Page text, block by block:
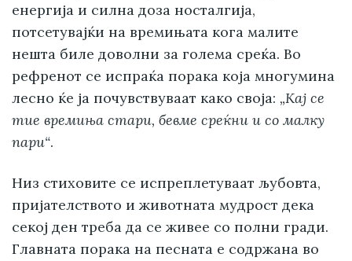
енергија и силна доза носталгија,
потсетувајќи на времињата кога малите
нешта биле доволни за голема среќа. Во
рефренот се испраќа порака која многумина
лесно ќе ја почувствуваат како своја: „Кај се
тие времиња стари, бевме среќни и со малку
пари“.
Низ стиховите се испреплетуваат љубовта,
пријателството и животната мудрост дека
секој ден треба да се живее со полни гради.
Главната порака на песната е содржана во